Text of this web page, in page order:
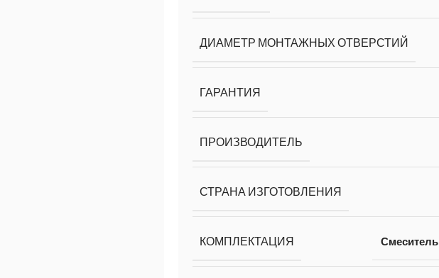
ДИАМЕТР МОНТАЖНЫХ ОТВЕРСТИЙ
ГАРАНТИЯ
ПРОИЗВОДИТЕЛЬ
СТРАНА ИЗГОТОВЛЕНИЯ
КОМПЛЕКТАЦИЯ Смеситель